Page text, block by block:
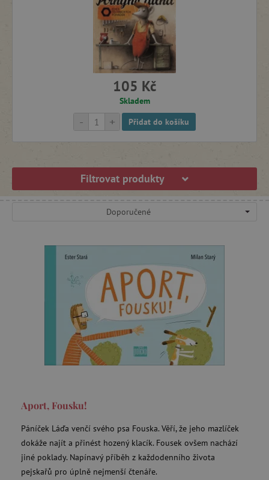
105 Kč
Skladem
+
- Přidat do košíku
Filtrovat produkty
Doporučené
Aport, Fousku!
Páníček Láďa venčí svého psa Fouska. Věří, že jeho mazlíček
dokáže najít a přinést hozený klacík. Fousek ovšem nachází
jiné poklady. Napínavý příběh z každodenního života
pejskařů pro úplně nejmenší čtenáře.